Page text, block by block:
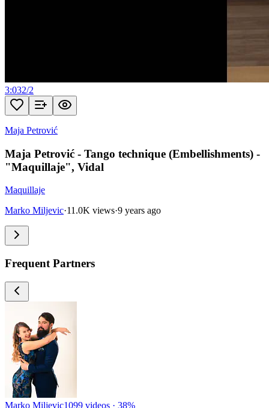
3:032/2
Maja Petrović
Maja Petrović - Tango technique (Embellishments) -
"Maquillaje", Vidal
Maquillaje
Marko Miljevic·11.0K views·9 years ago
Frequent Partners
Marko Miljevic1099 videos · 38%